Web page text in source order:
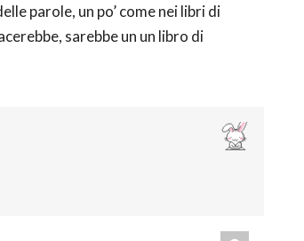
parole, un po’ come nei libri di
sarebbe un un libro di